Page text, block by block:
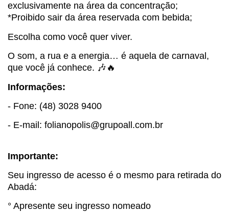
exclusivamente na área da concentração;
*Proibido sair da área reservada com bebida;
Escolha como você quer viver.
O som, a rua e a energia… é aquela de carnaval,
que você já conhece. 🎶🔥
Informações:
- Fone: (48) 3028 9400
- E-mail: folianopolis@grupoall.com.br
Importante:
Seu ingresso de acesso é o mesmo para retirada do
Abadá:
° Apresente seu ingresso nomeado